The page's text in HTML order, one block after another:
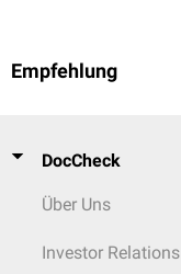
Empfehlung
DocCheck
Über Uns
Investor Relations